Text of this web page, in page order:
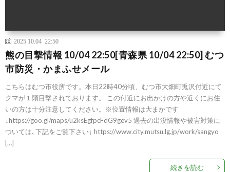
2025.10.04 22:50
熊の目撃情報 10/04 22:50[青森県 10/04 22:50] むつ
市防災・かまふせメール
こちらはむつ市役所です。本日22時40分頃、むつ市大畑町兎沢付近にて
クマが１頭目撃されております。 この付近にお出かけの方や近くにお住
いの方は十分注意してください。※位置情報は大まかです
↓https://goo.gl/maps/u2ksEgfpcFdG9gev5 過去の出没情報や被害対策に
ついては､下記をご覧下さい↓ https://www.city.mutsu.lg.jp/work/sangyo
[…]
続きを読む